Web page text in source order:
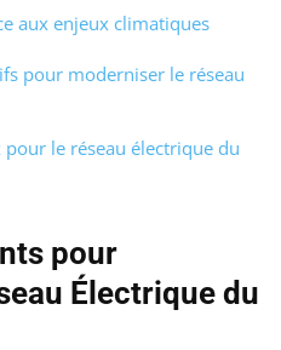
aux enjeux climatiques
pour moderniser le réseau
le réseau électrique du
pour
Électrique du